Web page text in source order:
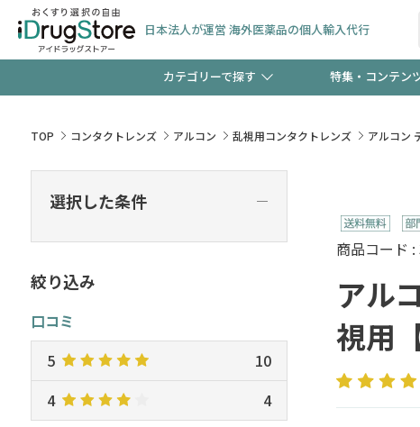
日本法人が運営 海外医薬品の個人輸入代行
カテゴリーで探す
検査キット ペッ
特集・コンテン
【早割】お得なクーポン
新規登録で！今すぐ使える
友だち大募集！限定クー
TOP コンタクトレンズ アルコン 乱視用コンタクトレンズ アルコン
商品コード :
アル
視用
選択した条件 ―
絞り込み
口コミ
5
10
4
4